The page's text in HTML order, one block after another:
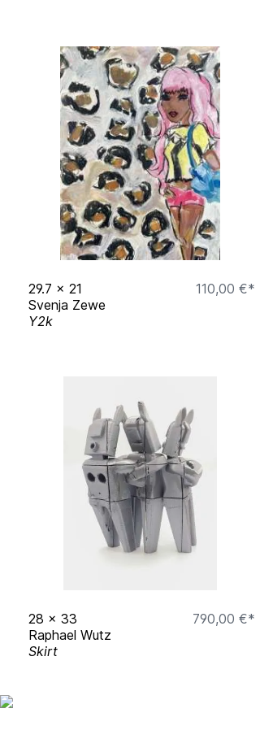
29.7 x 21
110,00 €*
Svenja Zewe
Y2k
28 x 33
790,00 €*
Raphael Wutz
Skirt